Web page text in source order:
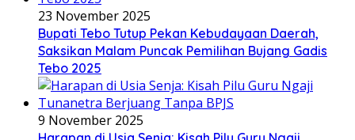
23 November 2025
Bupati Tebo Tutup Pekan Kebudayaan Daerah,
Saksikan Malam Puncak Pemilihan Bujang Gadis
Tebo 2025
9 November 2025